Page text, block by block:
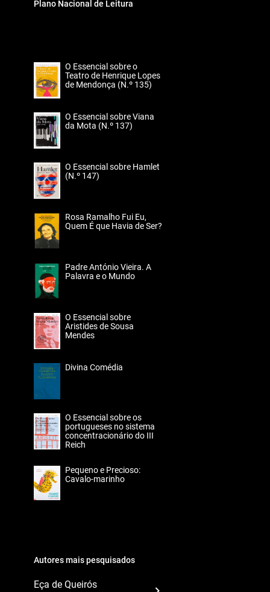
Plano Nacional de Leitura
O Essencial sobre o
Teatro de Henrique Lopes
de Mendonça (N.º 135)
O Essencial sobre Viana
da Mota (N.º 137)
O Essencial sobre Hamlet
(N.º 147)
Rosa Ramalho Fui Eu,
Quem É que Havia de Ser?
Padre António Vieira. A
Palavra e o Mundo
O Essencial sobre
Aristides de Sousa
Mendes
Divina Comédia
O Essencial sobre os
portugueses no sistema
concentracionário do III
Reich
Pequeno e Precioso:
Cavalo-marinho
Autores mais pesquisados
Eça de Queirós